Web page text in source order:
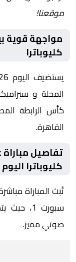
موقعنا!
مواجهة قوية
كليوباترا
المحلة و
القاهرة.
تفاصيل
كليوباترا اليوم
تُبث المباراة
سبورت
صوتي مميز.